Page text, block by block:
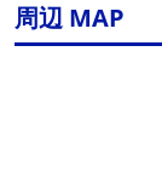
周辺 MAP